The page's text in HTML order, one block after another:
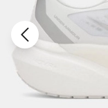
Şifremi Unuttum